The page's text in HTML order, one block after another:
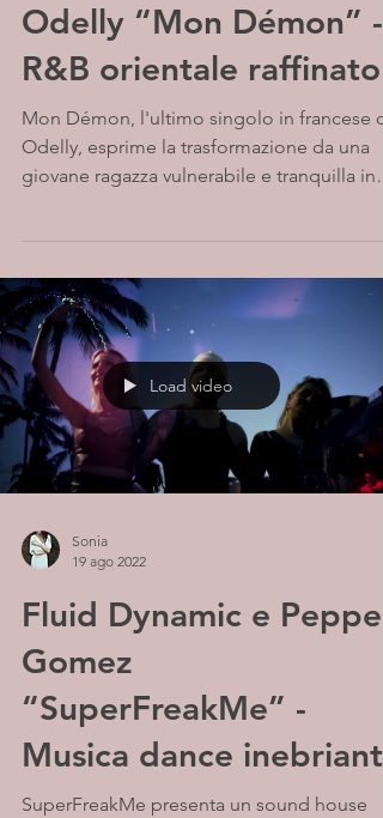
Odelly “Mon Démon” -
R&B orientale raffinato
Mon Démon, l'ultimo singolo in francese di
Odelly, esprime la trasformazione da una
giovane ragazza vulnerabile e tranquilla in
Load video
Sonia
19 ago 2022
Fluid Dynamic e Pepper
Gomez
“SuperFreakMe” -
Musica dance inebriante
SuperFreakMe presenta un sound house